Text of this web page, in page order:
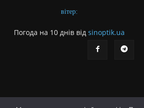
вітер:
Погода на 10 днів від sinoptik.ua